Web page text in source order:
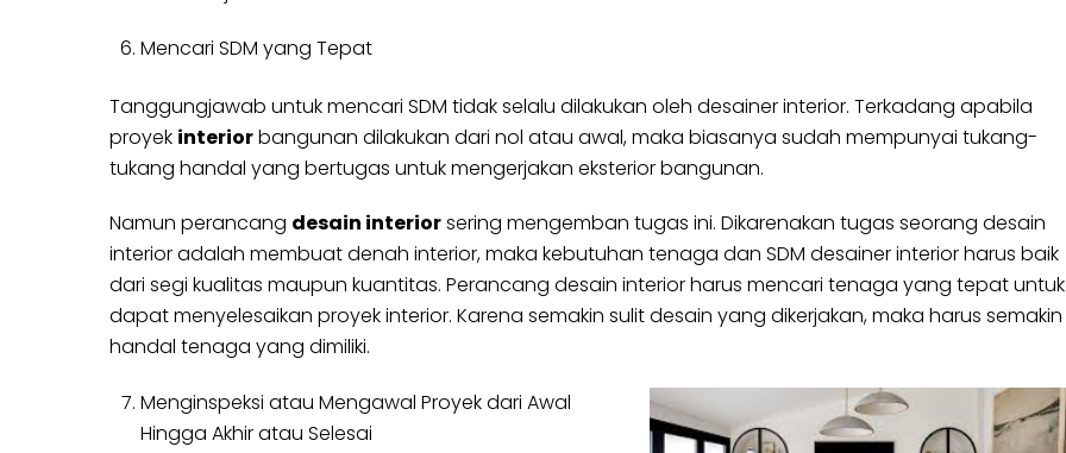
Mencari SDM yang Tepat
Tanggungjawab untuk mencari SDM tidak selalu dilakukan oleh desainer interior. Terkadang apabila
proyek interiorbangunan dilakukan dari nol atau awal, maka biasanya sudah mempunyai tukang-
tukang handal yang bertugas untuk mengerjakan eksterior bangunan.
Namun perancang desain interiorsering mengemban tugas ini. Dikarenakan tugas seorang desain
interior adalah membuat denah interior, maka kebutuhan tenaga dan SDM desainer interior harus baik
dari segi kualitas maupun kuantitas. Perancang desain interior harus mencari tenaga yang tepat untuk
dapat menyelesaikan proyek interior. Karena semakin sulit desain yang dikerjakan, maka harus semakin
handal tenaga yang dimiliki.
Menginspeksi atau Mengawal Proyek dari Awal
Hingga Akhir atau Selesai